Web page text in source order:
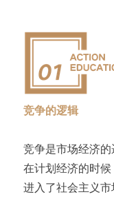
竞争的逻辑
竞争是市场经济
在计划经济的时
进入了社会主义